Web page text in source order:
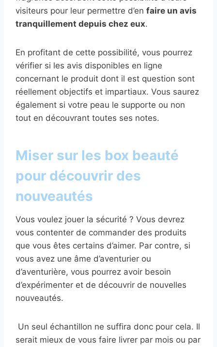
visiteurs pour leur permettre d’en faire un avis
tranquillement depuis chez eux.
En profitant de cette possibilité, vous pourrez
vérifier si les avis disponibles en ligne
concernant le produit dont il est question sont
réellement objectifs et impartiaux. Vous saurez
également si votre peau le supporte ou non
tout en découvrant toutes ses notes.
Miser sur les box beauté
pour découvrir des
nouveautés
Vous voulez jouer la sécurité ? Vous devrez
vous contenter de commander des produits
que vous êtes certains d’aimer. Par contre, si
vous avez une âme d’aventurier ou
d’aventurière, vous pourrez avoir besoin
d’expérimenter et de découvrir de nouvelles
nouveautés.
Un seul échantillon ne suffira donc pour cela. Il
serait mieux de vous faire livrer par mois ou par